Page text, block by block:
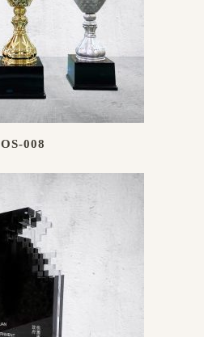
OS-008